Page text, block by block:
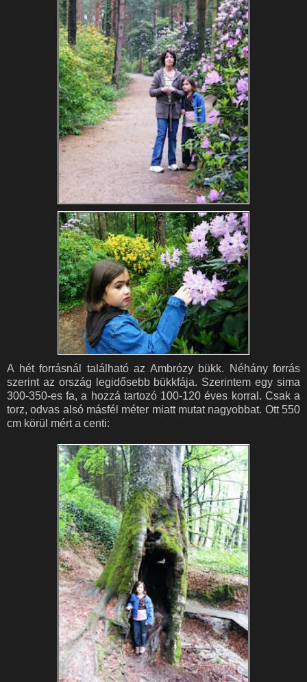
A hét forrásnál található az Ambrózy bükk. Néhány forrás
szerint az ország legidősebb bükkfája. Szerintem egy sima
300-350-es fa, a hozzá tartozó 100-120 éves korral. Csak a
torz, odvas alsó másfél méter miatt mutat nagyobbat. Ott 550
cm körül mért a centi: